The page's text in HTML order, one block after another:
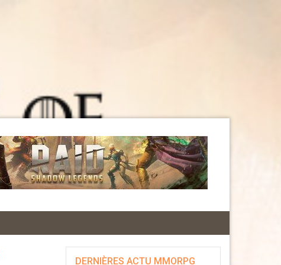
DERNIÈRES ACTU MMORPG